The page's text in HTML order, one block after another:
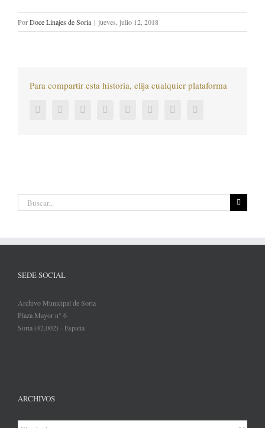
PorDoce Linajes de Soria | jueves, julio 12, 2018
Para compartir esta historia, elija cualquier plataforma
FacebookTwitter LinkedInReddit Tumblr Pinterest
Buscar:
SEDE SOCIAL
Archivo Municipal de Soria
Plaza Mayor n° 6
Soria (42.002) - España
ARCHIVOS
Archivos